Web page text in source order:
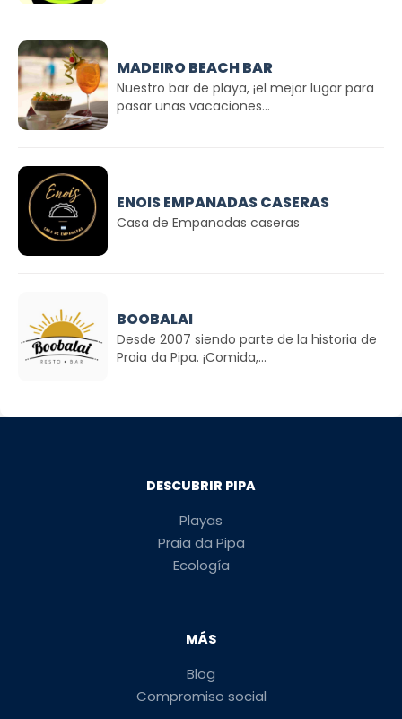
MADEIRO BEACH BAR
Nuestro bar de playa, ¡el mejor lugar para
pasar unas vacaciones...
ENOIS EMPANADAS CASERAS
Casa de Empanadas caseras
BOOBALAI
Desde 2007 siendo parte de la historia de
Praia da Pipa. ¡Comida,...
DESCUBRIR PIPA
Playas
Praia da Pipa
Ecología
MÁS
Blog
Compromiso social